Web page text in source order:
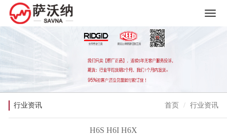
行业资讯 首页 行业资讯
H6S H6I H6X